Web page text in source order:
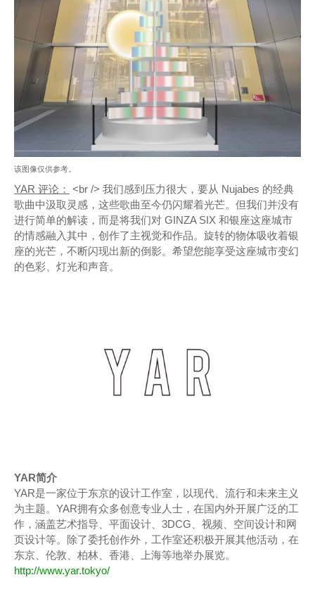
该图像仅供参考。
YAR 评论： <br /> 我们感到压力很大，要从 Nujabes 的经典
歌曲中汲取灵感，这些歌曲至今仍闪耀着光芒。但我们并没有
进行简单的解读，而是将我们对 GINZA SIX 和银座这座城市
的情感融入其中，创作了主视觉和作品。旋转的物体吸收着银
座的光芒，不断闪现出新的倒影。希望您能享受这座城市变幻
的色彩、灯光和声音。
YAR简介
YAR是一家位于东京的设计工作室，以现代、流行和未来主义
为主题。YAR拥有众多创意专业人士，在国内外开展广泛的工
作，涵盖艺术指导、平面设计、3DCG、视频、空间设计和网
页设计等。除了委托创作外，工作室还积极开展其他活动，在
东京、伦敦、柏林、香港、上海等地举办展览。
http://www.yar.tokyo/